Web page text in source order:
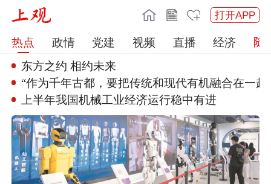
打开APP
热点 政情 党建 视频 直播
经济
东方之约 相约未来
“作为千年古都，要把传统和现代有机融合在一起
上半年我国机械工业经济运行稳中有进